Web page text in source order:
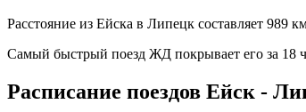
Расстояние из Ейска в Липецк составляет 989
Самый быстрый поезд ЖД покрывает его за 18
Расписание поездов Ейск -